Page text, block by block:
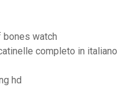
bones watch
completo in italiano
hd